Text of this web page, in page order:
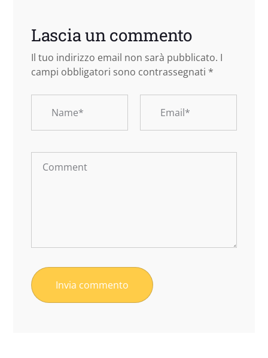
Lascia un commento
Il tuo indirizzo email non sarà pubblicato. I
campi obbligatori sono contrassegnati *